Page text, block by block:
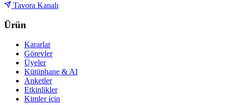
Tavora Kanalı
Ürün
Kararlar
Görevler
Üyeler
Kütüphane & AI
Anketler
Etkinlikler
Kimler için